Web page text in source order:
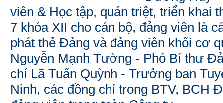
viên & Học tập, quán triệt, triển khai
7 khóa XII cho cán bộ, đảng viên là
phát thẻ Đảng và đảng viên khối cơ
Nguyễn Mạnh Tường - Phó Bí thư
chí Lã Tuấn Quỳnh - Trưởng ban
Ninh, các đồng chí trong BTV, BCH